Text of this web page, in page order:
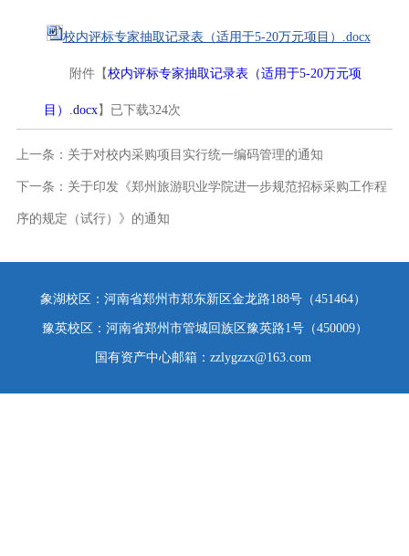
校内评标专家抽取记录表（适用于5-20万元项目）.docx
附件【 校内评标专家抽取记录表（适用于5-20万元项
目）.docx】已下载324次
上一条： 关于对校内采购项目实行统一编码管理的通知
下一条： 关于印发《郑州旅游职业学院进一步规范招标采购工作程
序的规定（试行）》的通知
象湖校区：河南省郑州市郑东新区金龙路188号（451464）
豫英校区：河南省郑州市管城回族区豫英路1号（450009）
国有资产中心邮箱：zzlygzzx@163.com